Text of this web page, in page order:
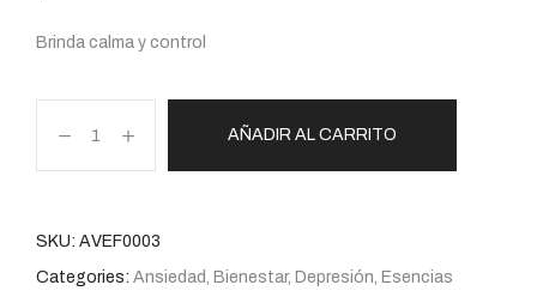
Brinda calma y control
AÑADIR AL CARRITO
SKU: AVEF0003
Categories: Ansiedad, Bienestar, Depresión, Esencias